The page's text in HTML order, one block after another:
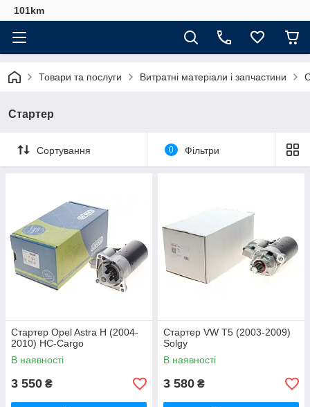
101km
Товари та послуги Витратні матеріали і запчастини
Стартер
Сортування 0 Фільтри
Стартер Opel Astra H (2004-
2010) HC-Cargo
В наявності
3 550 ₴
Стартер VW T5 (2003-2009)
Solgy
В наявності
3 580 ₴